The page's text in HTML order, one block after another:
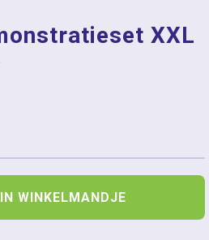
XXL
IN WINKELMANDJE